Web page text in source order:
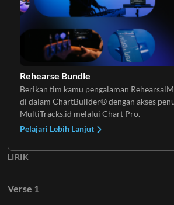
Rehearse Bundle
Berikan tim kamu pengalaman
di dalam ChartBuilder® dengan akses
MultiTracks.id melalui Chart Pro.
Pelajari Lebih Lanjut
LIRIK
Verse 1